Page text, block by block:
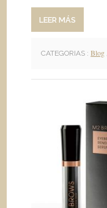
LEER MÁS
CATEGORIAS : Blog